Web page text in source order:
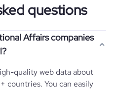
questions
Affairs companies
quality web data about
countries. You can easily